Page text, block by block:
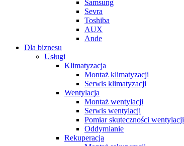
Samsung
Sevra
Toshiba
AUX
Ande
Dla biznesu
Usługi
Klimatyzacja
Montaż klimatyzacji
Serwis klimatyzacji
Wentylacja
Montaż wentylacji
Serwis wentylacji
Pomiar skuteczności wentylacji
Oddymianie
Rekuperacja